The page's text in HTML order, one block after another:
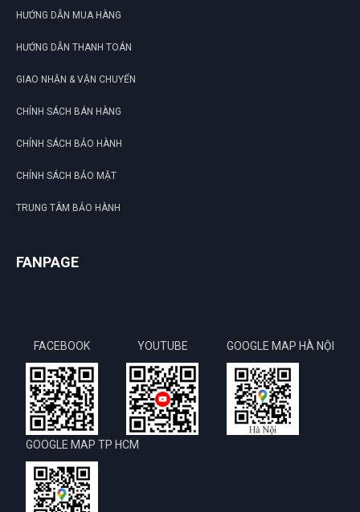
HƯỚNG DẪN MUA HÀNG
HƯỚNG DẪN THANH TOÁN
GIAO NHẬN & VẬN CHUYỂN
CHÍNH SÁCH BÁN HÀNG
CHÍNH SÁCH BẢO HÀNH
CHÍNH SÁCH BẢO MẬT
TRUNG TÂM BẢO HÀNH
FANPAGE
FACEBOOK YOUTUBE GOOGLE MAP HÀ NỘI
GOOGLE MAP TP HCM